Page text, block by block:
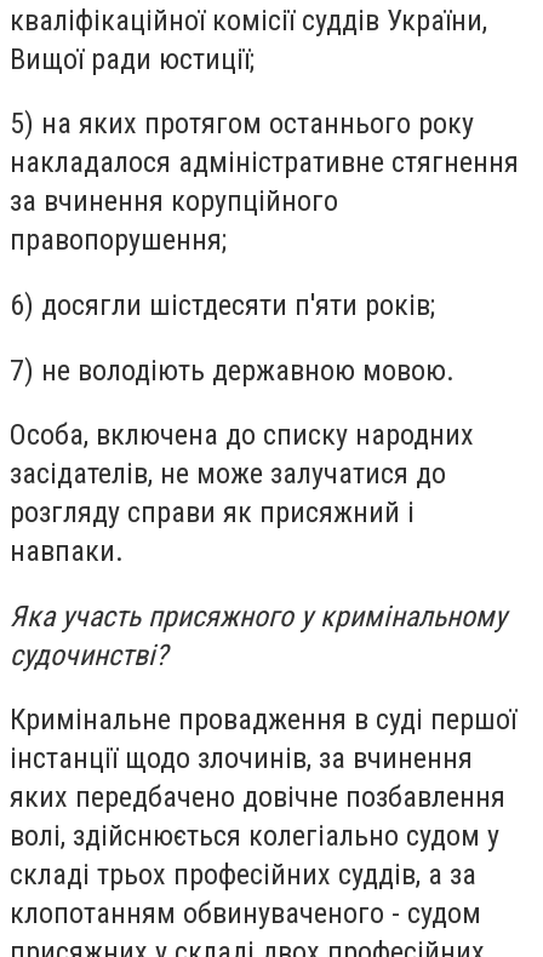
кваліфікаційної комісії суддів України,
Вищої ради юстиції;
5) на яких протягом останнього року
накладалося адміністративне стягнення
за вчинення корупційного
правопорушення;
6) досягли шістдесяти п'яти років;
7) не володіють державною мовою.
Особа, включена до списку народних
засідателів, не може залучатися до
розгляду справи як присяжний і
навпаки.
Яка участь присяжного у кримінальному
судочинстві?
Кримінальне провадження в суді першої
інстанції щодо злочинів, за вчинення
яких передбачено довічне позбавлення
волі, здійснюється колегіально судом у
складі трьох професійних суддів, а за
клопотанням обвинуваченого - судом